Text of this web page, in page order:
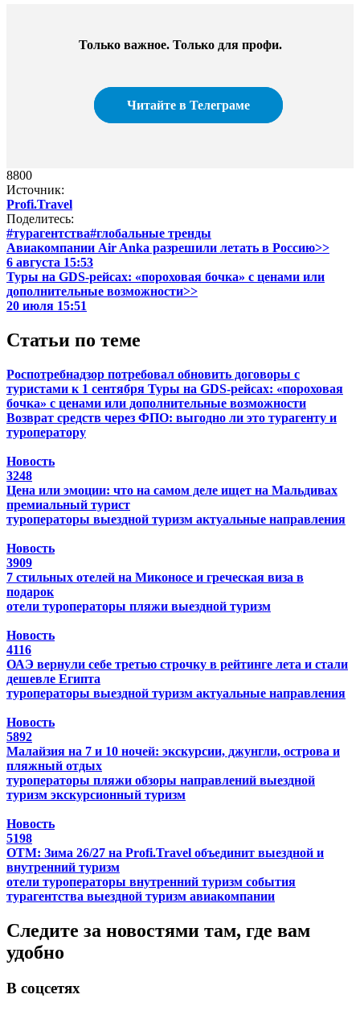
Только важное. Только для профи.​
Читайте в Телеграме
8800
Источник:
Profi.Travel
Поделитесь:
#турагентства#глобальные тренды
Авиакомпании Air Anka разрешили летать в Россию>>
6 августа 15:53
Туры на GDS-рейсах: «пороховая бочка» с ценами или
дополнительные возможности>>
20 июля 15:51
Статьи по теме
Роспотребнадзор потребовал обновить договоры с
туристами к 1 сентября Туры на GDS-рейсах: «пороховая
бочка» с ценами или дополнительные возможности
Возврат средств через ФПО: выгодно ли это турагенту и
туроператору
Новость
3248
Цена или эмоции: что на самом деле ищет на Мальдивах
премиальный турист
туроператоры выездной туризм актуальные направления
Новость
3909
7 стильных отелей на Миконосе и греческая виза в
подарок
отели туроператоры пляжи выездной туризм
Новость
4116
ОАЭ вернули себе третью строчку в рейтинге лета и стали
дешевле Египта
туроператоры выездной туризм актуальные направления
Новость
5892
Малайзия на 7 и 10 ночей: экскурсии, джунгли, острова и
пляжный отдых
туроператоры пляжи обзоры направлений выездной
туризм экскурсионный туризм
Новость
5198
ОТМ: Зима 26/27 на Profi.Travel объединит выездной и
внутренний туризм
отели туроператоры внутренний туризм события
турагентства выездной туризм авиакомпании
Следите за новостями там, где вам
удобно
В соцсетях